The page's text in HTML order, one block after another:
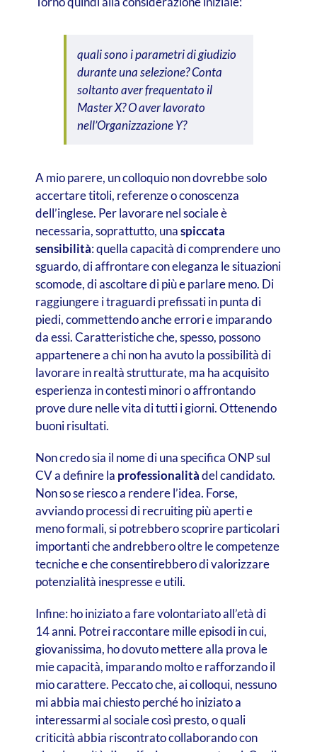
quali sono i parametri di giudizio
durante una selezione? Conta
soltanto aver frequentato il
Master X? O aver lavorato
nell’Organizzazione Y?
A mio parere, un colloquio non dovrebbe solo
accertare titoli, referenze o conoscenza
dell’inglese. Per lavorare nel sociale è
necessaria, soprattutto, unaspiccata
sensibilità: quella capacità di comprendere uno
sguardo, di affrontare con eleganza le situazioni
scomode, di ascoltare di più e parlare meno. Di
raggiungere i traguardi prefissati in punta di
piedi, commettendo anche errori e imparando
da essi. Caratteristiche che, spesso, possono
appartenere a chi non ha avuto la possibilità di
lavorare in realtà strutturate, ma ha acquisito
esperienza in contesti minori o affrontando
prove dure nelle vita di tutti i giorni. Ottenendo
buoni risultati.
Non credo sia il nome di una specifica ONP sul
CV a definire la professionalitàdel candidato.
Non so se riesco a rendere l’idea. Forse,
avviando processi di recruiting più aperti e
meno formali, si potrebbero scoprire particolari
importanti che andrebbero oltre le competenze
tecniche e che consentirebbero di valorizzare
potenzialità inespresse e utili.
Infine: ho iniziato a fare volontariato all’età di
14 anni. Potrei raccontare mille episodi in cui,
giovanissima, ho dovuto mettere alla prova le
mie capacità, imparando molto e rafforzando il
mio carattere. Peccato che, ai colloqui, nessuno
mi abbia mai chiesto perché ho iniziato a
interessarmi al sociale così presto, o quali
criticità abbia riscontrato collaborando con